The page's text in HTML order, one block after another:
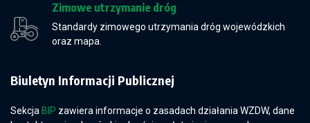
Zimowe utrzymanie dróg
Standardy zimowego utrzymania dróg wojewódzkich
oraz mapa.
Biuletyn Informacji Publicznej
Sekcja BIP zawiera informacje o zasadach działania WZDW, dane